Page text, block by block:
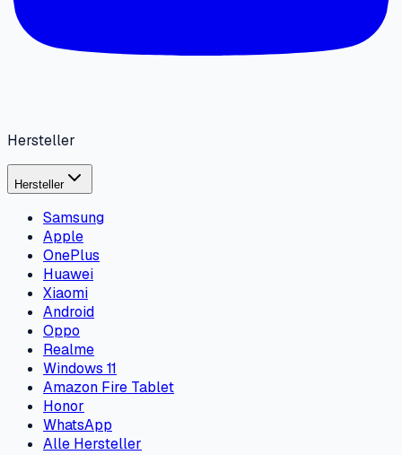
Hersteller
Hersteller
Samsung
Apple
OnePlus
Huawei
Xiaomi
Android
Oppo
Realme
Windows 11
Amazon Fire Tablet
Honor
WhatsApp
Alle Hersteller